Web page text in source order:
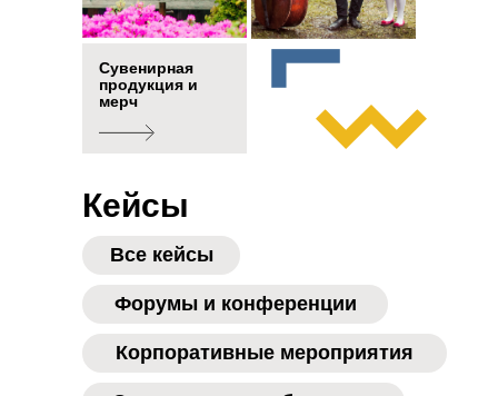
Сувенирная
продукция и
мерч
Кейсы
Форумы и конференции
Корпоративные мероприятия
Все кейсы